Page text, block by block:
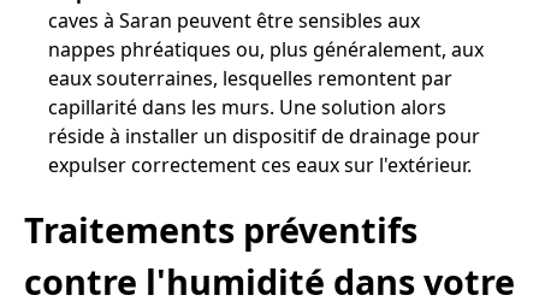
caves à Saran peuvent être sensibles aux
nappes phréatiques ou, plus généralement, aux
eaux souterraines, lesquelles remontent par
capillarité dans les murs. Une solution alors
réside à installer un dispositif de drainage pour
expulser correctement ces eaux sur l'extérieur.
Traitements préventifs
contre l'humidité dans votre